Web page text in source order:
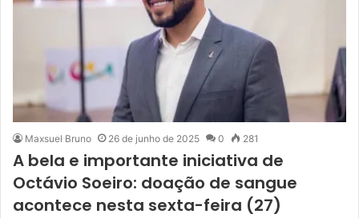
Maxsuel Bruno 26 de junho de 2025 0 281
A bela e importante iniciativa de
Octávio Soeiro: doação de sangue
acontece nesta sexta-feira (27)